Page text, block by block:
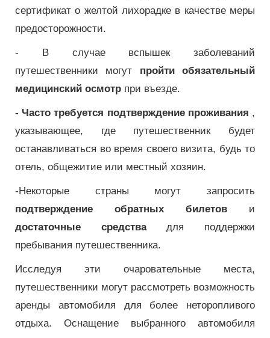
сертификат о желтой лихорадке в качестве меры
предосторожности.
- В случае вспышек заболеваний
путешественники могут пройти обязательный
медицинский осмотр при въезде.
- Часто требуется подтверждение проживания ,
указывающее, где путешественник будет
останавливаться во время своего визита, будь то
отель, общежитие или местный хозяин.
-Некоторые страны могут запросить
подтверждение обратных билетов и
достаточные средствадля поддержки
пребывания путешественника.
Исследуя эти очаровательные места,
путешественники могут рассмотреть возможность
аренды автомобиля для более неторопливого
отдыха. Оснащение выбранного автомобиля